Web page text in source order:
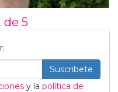
de 5
Suscribete
y la política de